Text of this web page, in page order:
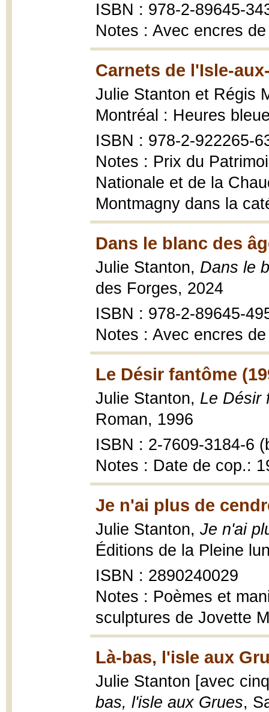
ISBN : 978-2-89645-
Notes : Avec encres
Carnets de l'Isle-
Julie Stanton et Régis
Montréal : Heures
ISBN : 978-2-922265-
Notes : Prix du
Nationale et de la
Montmagny dans la
Dans le blanc des
Julie Stanton, Dans le
des Forges, 2024
ISBN : 978-2-89645-
Notes : Avec encres
Le Désir fantôme
Julie Stanton, Le Désir
Roman, 1996
ISBN : 2-7609-3184-6
Notes : Date de cop.:
Je n'ai plus de
Julie Stanton, Je n'ai
Éditions de la Pleine
ISBN : 2890240029
Notes : Poèmes et
sculptures de Jovette
Là-bas, l'isle aux
Julie Stanton [avec
bas, l'isle aux Grues,